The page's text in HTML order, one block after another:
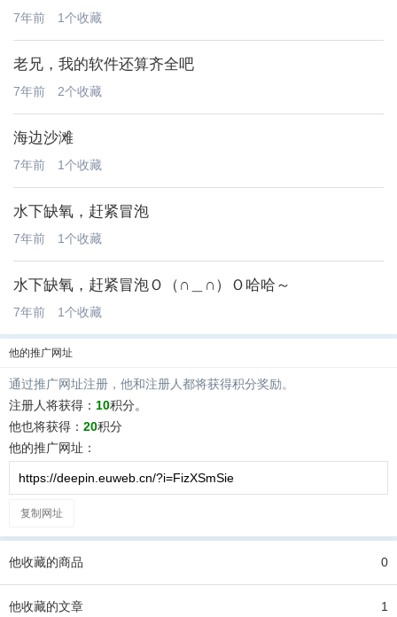
7年前 1个收藏
老兄，我的软件还算齐全吧
7年前 2个收藏
海边沙滩
7年前 1个收藏
水下缺氧，赶紧冒泡
7年前 1个收藏
水下缺氧，赶紧冒泡Ｏ（∩＿∩）Ｏ哈哈～
7年前 1个收藏
他的推广网址
通过推广网址注册， 他和注册人都将获得积分奖励。
注册人将获得： 10积分。
他也将获得： 20积分
他的推广网址：
复制网址
他收藏的商品 0
他收藏的文章 1